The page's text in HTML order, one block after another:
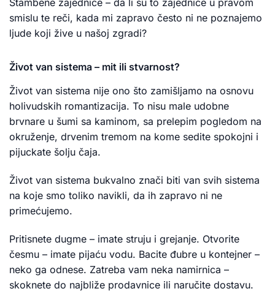
smislu te reči, kada mi zapravo često ni ne poznajemo
ljude koji žive u našoj zgradi?
Život van sistema – mit ili stvarnost?
Život van sistema nije ono što zamišljamo na osnovu
holivudskih romantizacija. To nisu male udobne
brvnare u šumi sa kaminom, sa prelepim pogledom na
okruženje, drvenim tremom na kome sedite spokojni i
pijuckate šolju čaja.
Život van sistema bukvalno znači biti van svih sistema
na koje smo toliko navikli, da ih zapravo ni ne
primećujemo.
Pritisnete dugme – imate struju i grejanje. Otvorite
česmu – imate pijaću vodu. Bacite đubre u kontejner –
neko ga odnese. Zatreba vam neka namirnica –
skoknete do najbliže prodavnice ili naručite dostavu.